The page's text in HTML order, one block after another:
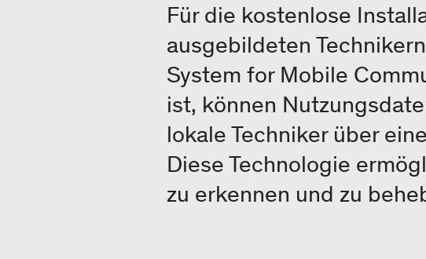
Für die kostenlose
ausgebildeten
System for Mobile
ist, können
lokale Techniker über
Diese Technologie
zu erkennen und zu